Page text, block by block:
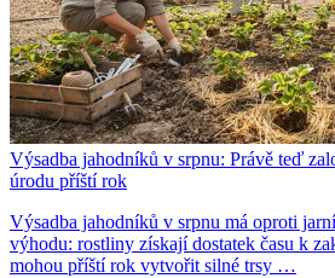
Výsadba jahodníků v srpnu: Právě teď
úrodu příští rok
Výsadba jahodníků v srpnu má oproti
výhodu: rostliny získají dostatek času k
mohou příští rok vytvořit silné trsy …